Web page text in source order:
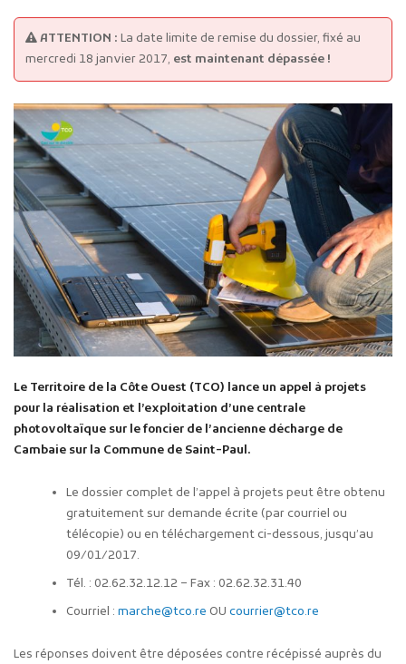
ATTENTION : La date limite de remise du dossier, fixé au
mercredi 18 janvier 2017, est maintenant dépassée !
Le Territoire de la Côte Ouest (TCO) lance un appel à projets
pour la réalisation et l’exploitation d’une centrale
photovoltaïque sur le foncier de l’ancienne décharge de
Cambaie sur la Commune de Saint-Paul.
Le dossier complet de l’appel à projets peut être obtenu
gratuitement sur demande écrite (par courriel ou
télécopie) ou en téléchargement ci-dessous, jusqu’au
09/01/2017.
Tél. : 02.62.32.12.12 – Fax : 02.62.32.31.40
Courriel :marche@tco.re OUcourrier@tco.re
Les réponses doivent être déposées contre récépissé auprès du